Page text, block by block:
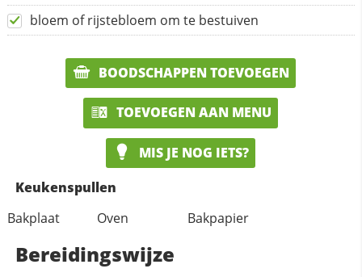
bloem of rijstebloem om te bestuiven
BOODSCHAPPEN TOEVOEGEN
TOEVOEGEN AAN MENU
MIS JE NOG IETS?
Keukenspullen
Bakplaat
Oven Bakpapier
Bereidingswijze